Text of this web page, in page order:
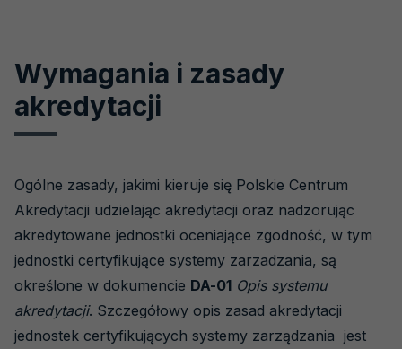
Wymagania i zasady
akredytacji
Ogólne zasady, jakimi kieruje się Polskie Centrum
Akredytacji udzielając akredytacji oraz nadzorując
akredytowane jednostki oceniające zgodność, w tym
jednostki certyfikujące systemy zarzadzania, są
określone w dokumencie DA-01 Opis systemu
akredytacji. Szczegółowy opis zasad akredytacji
jednostek certyfikujących systemy zarządzania jest